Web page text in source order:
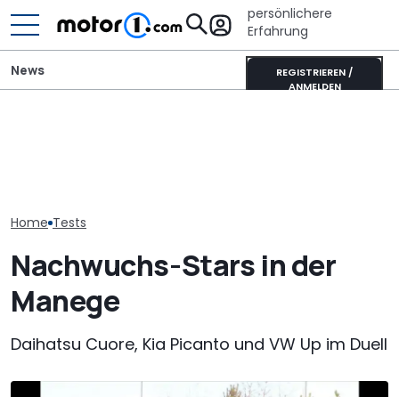
persönlichere
Erfahrung
REGISTRIEREN /
ANMELDEN
News
Home Tests
Nachwuchs-Stars in der
Manege
Daihatsu Cuore, Kia Picanto und VW Up im Duell